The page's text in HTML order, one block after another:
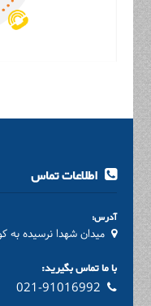
اطلاعات تماس
آدرس:
میدان شهدا نرسیده
با ما تماس بگیرید:
021-91016992